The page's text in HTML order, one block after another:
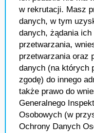
w rekrutacji. Masz
danych, w tym
danych, żądania
przetwarzania,
przetwarzania oraz
danych (na których
zgodę) do innego
także prawo do
Generalnego
Osobowych (w
Ochrony Danych